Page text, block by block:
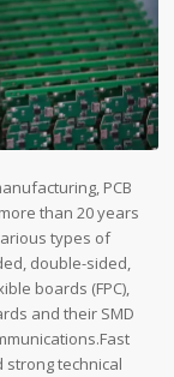
PCB
than 20 years
types of
double-sided,
boards (FPC),
and their SMD
strong technical